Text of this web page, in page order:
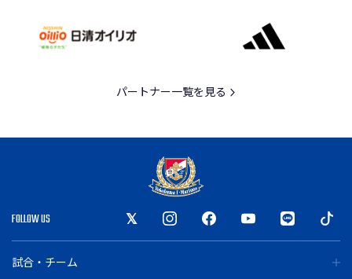
パートナー一覧を見る
FOLLOW US
試合・チーム